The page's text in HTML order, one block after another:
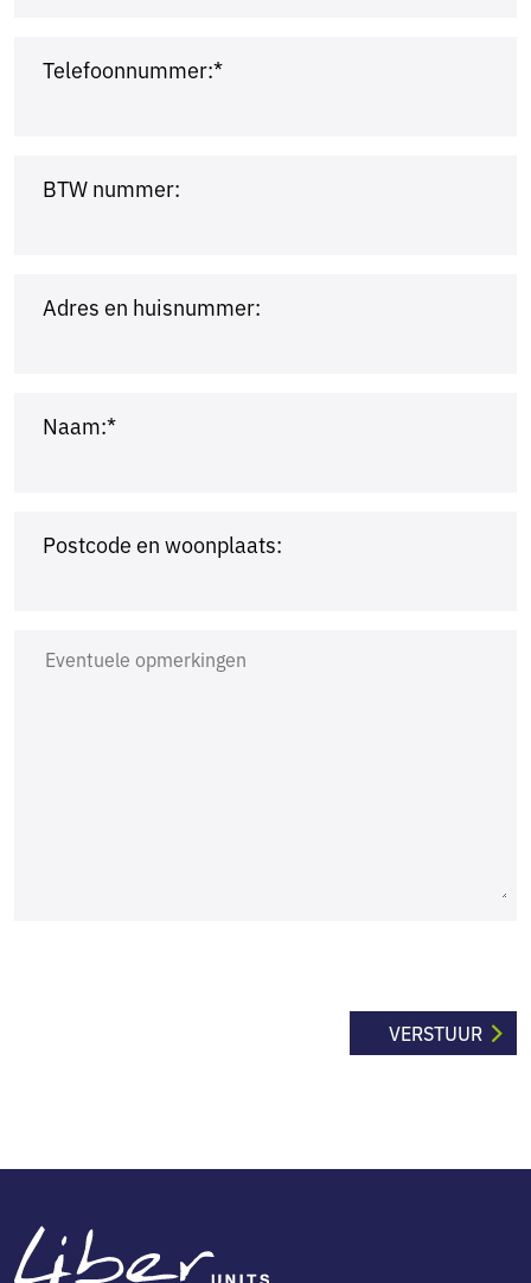
Telefoonnummer:*
BTW nummer:
Adres en huisnummer:
Naam:*
Postcode en woonplaats: